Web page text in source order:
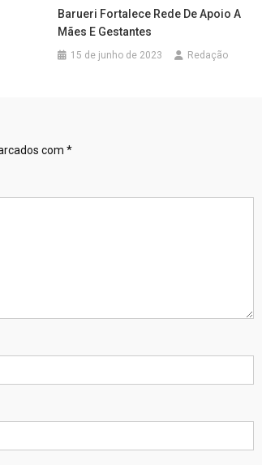
Barueri Fortalece Rede De Apoio A
Mães E Gestantes
15 de junho de 2023 Redação
com *